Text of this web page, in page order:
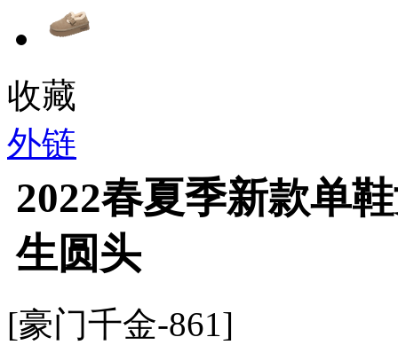
收藏
外链
2022春夏季新款单
生圆头
[豪门千金-861]